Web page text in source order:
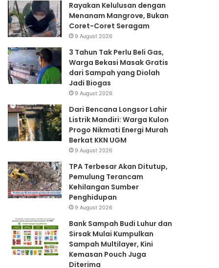
Rayakan Kelulusan dengan
Menanam Mangrove, Bukan
Coret-Coret Seragam
9 August 2026
3 Tahun Tak Perlu Beli Gas,
Warga Bekasi Masak Gratis
dari Sampah yang Diolah
Jadi Biogas
9 August 2026
Dari Bencana Longsor Lahir
Listrik Mandiri: Warga Kulon
Progo Nikmati Energi Murah
Berkat KKN UGM
9 August 2026
TPA Terbesar Akan Ditutup,
Pemulung Terancam
Kehilangan Sumber
Penghidupan
9 August 2026
Bank Sampah Budi Luhur dan
Sirsak Mulai Kumpulkan
Sampah Multilayer, Kini
Kemasan Pouch Juga
Diterima